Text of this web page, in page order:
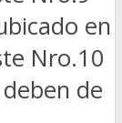
en
Nro.10
de